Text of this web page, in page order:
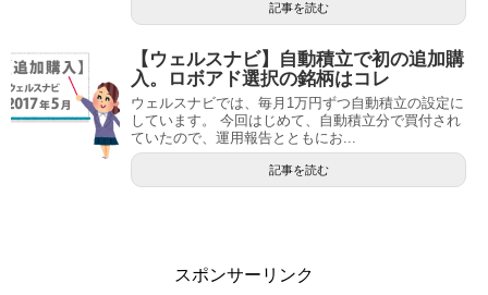
記事を読む
【ウェルスナビ】自動積立で初の追加購
入。ロボアド選択の銘柄はコレ
ウェルスナビでは、毎月1万円ずつ自動積立の設定に
しています。 今回はじめて、自動積立分で買付され
ていたので、運用報告とともにお...
記事を読む
スポンサーリンク